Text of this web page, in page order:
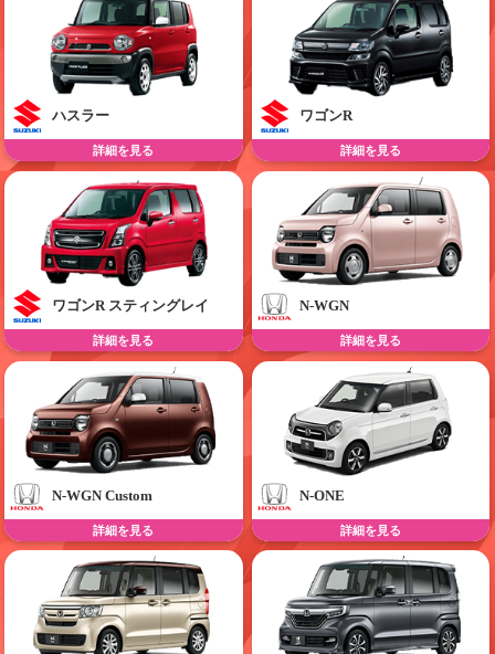
ハスラー
詳細を見る
ワゴンR
詳細を見る
ワゴンR スティングレイ
詳細を見る
N-WGN
詳細を見る
N-WGN Custom
詳細を見る
N-ONE
詳細を見る